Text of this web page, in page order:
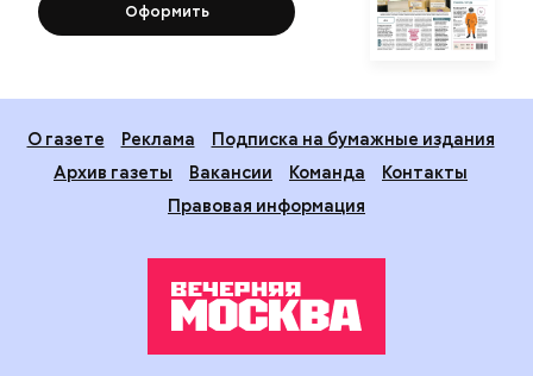
Оформить
О газете Реклама
Подписка на бумажные издания
Архив газеты
Вакансии Команда
Контакты
Правовая информация